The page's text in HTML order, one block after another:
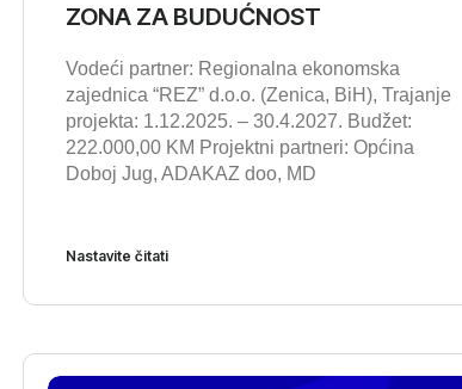
ZONA ZA BUDUĆNOST
Vodeći partner: Regionalna ekonomska
zajednica “REZ” d.o.o. (Zenica, BiH), Trajanje
projekta: 1.12.2025. – 30.4.2027. Budžet:
222.000,00 KM Projektni partneri: Općina
Doboj Jug, ADAKAZ doo, MD
Nastavite čitati